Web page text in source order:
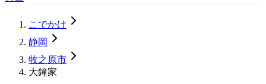
こでかけ
静岡
牧之原市
大鐘家